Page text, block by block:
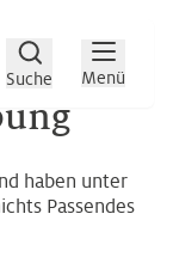
Suche Menü
haben unter
Passendes